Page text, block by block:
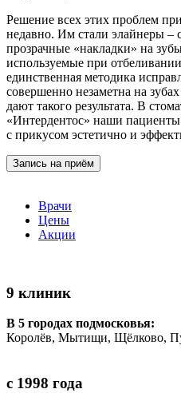
Решение всех этих проблем
недавно. Им стали элайнеры –
прозрачные «накладки» на
используемые при
единственная методика
совершенно незаметна на
дают такого результата. В
«Интердентос» наши пациенты
с прикусом эстетично и
Запись на приём
Врачи
Цены
Акции
9 клиник
В 5 городах подмосковья:
Королёв, Мытищи, Щёлково,
с 1998 года